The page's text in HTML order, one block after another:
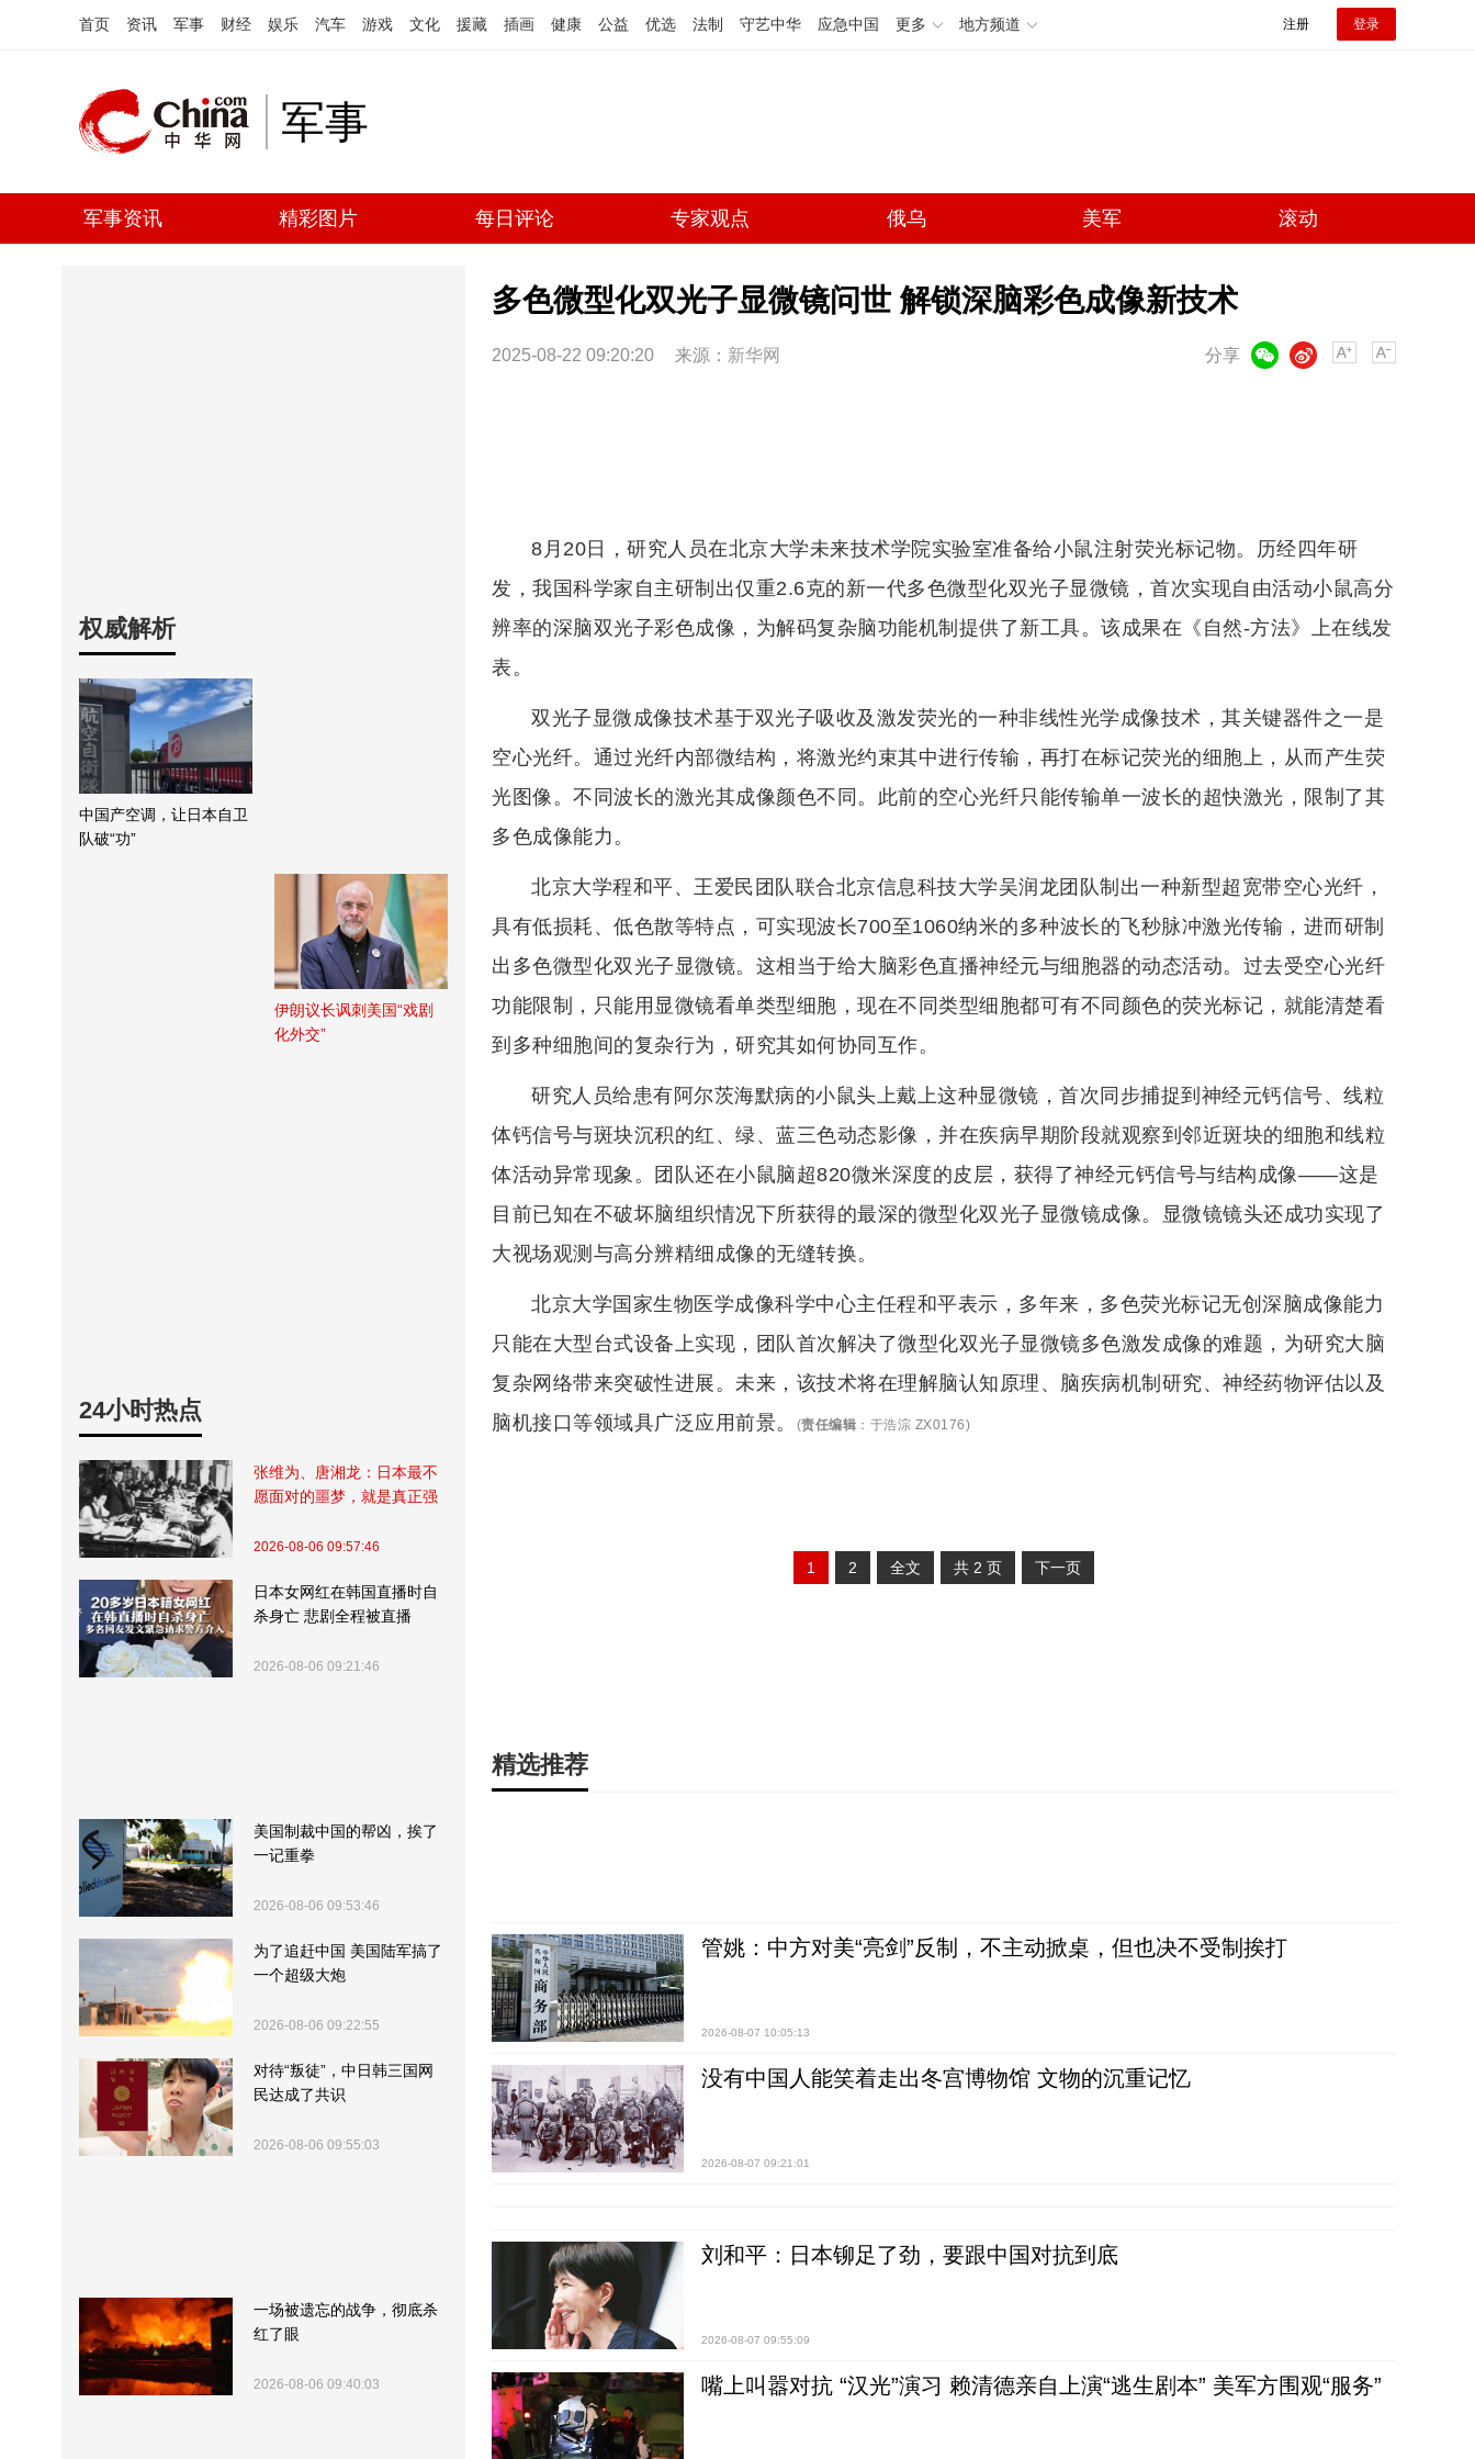
首页 资讯 军事 财经 娱乐 汽车 游戏 文化 援藏 插画 健康 公益 优选 法制 守艺中华 应急中国 更多 地方频道 注册 登录
军事
军事资讯 精彩图片 每日评论 专家观点 俄乌 美军 滚动
权威解析
中国产空调，让日本自卫
队破“功”
伊朗议长讽刺美国“戏剧
化外交”
24小时热点
张维为、唐湘龙：日本最不
愿面对的噩梦，就是真正强
2026-08-06 09:57:46
日本女网红在韩国直播时自
杀身亡 悲剧全程被直播
2026-08-06 09:21:46
美国制裁中国的帮凶，挨了
一记重拳
2026-08-06 09:53:46
为了追赶中国 美国陆军搞了
一个超级大炮
2026-08-06 09:22:55
对待“叛徒”，中日韩三国网
民达成了共识
2026-08-06 09:55:03
一场被遗忘的战争，彻底杀
红了眼
2026-08-06 09:40:03
多色微型化双光子显微镜问世 解锁深脑彩色成像新技术
2025-08-22 09:20:20 来源： 新华网 分享
微博
8月20日，研究人员在北京大学未来技术学院实验室准备给小鼠注射荧光标记物。历经四年研
发，我国科学家自主研制出仅重2.6克的新一代多色微型化双光子显微镜，首次实现自由活动小鼠高分
辨率的深脑双光子彩色成像，为解码复杂脑功能机制提供了新工具。该成果在《自然-方法》上在线发
表。
双光子显微成像技术基于双光子吸收及激发荧光的一种非线性光学成像技术，其关键器件之一是
空心光纤。通过光纤内部微结构，将激光约束其中进行传输，再打在标记荧光的细胞上，从而产生荧
光图像。不同波长的激光其成像颜色不同。此前的空心光纤只能传输单一波长的超快激光，限制了其
多色成像能力。
北京大学程和平、王爱民团队联合北京信息科技大学吴润龙团队制出一种新型超宽带空心光纤，
具有低损耗、低色散等特点，可实现波长700至1060纳米的多种波长的飞秒脉冲激光传输，进而研制
出多色微型化双光子显微镜。这相当于给大脑彩色直播神经元与细胞器的动态活动。过去受空心光纤
功能限制，只能用显微镜看单类型细胞，现在不同类型细胞都可有不同颜色的荧光标记，就能清楚看
到多种细胞间的复杂行为，研究其如何协同互作。
研究人员给患有阿尔茨海默病的小鼠头上戴上这种显微镜，首次同步捕捉到神经元钙信号、线粒
体钙信号与斑块沉积的红、绿、蓝三色动态影像，并在疾病早期阶段就观察到邻近斑块的细胞和线粒
体活动异常现象。团队还在小鼠脑超820微米深度的皮层，获得了神经元钙信号与结构成像——这是
目前已知在不破坏脑组织情况下所获得的最深的微型化双光子显微镜成像。显微镜镜头还成功实现了
大视场观测与高分辨精细成像的无缝转换。
北京大学国家生物医学成像科学中心主任程和平表示，多年来，多色荧光标记无创深脑成像能力
只能在大型台式设备上实现，团队首次解决了微型化双光子显微镜多色激发成像的难题，为研究大脑
复杂网络带来突破性进展。未来，该技术将在理解脑认知原理、脑疾病机制研究、神经药物评估以及
脑机接口等领域具广泛应用前景。
(责任编辑 ： 于浩淙 ZX0176)
1 2 全文 共 2 页 下一页
精选推荐
管姚：中方对美“亮剑”反制，不主动掀桌，但也决不受制挨打
2026-08-07 10:05:13
没有中国人能笑着走出冬宫博物馆 文物的沉重记忆
2026-08-07 09:21:01
刘和平：日本铆足了劲，要跟中国对抗到底
2026-08-07 09:55:09
嘴上叫嚣对抗 “汉光”演习 赖清德亲自上演“逃生剧本” 美军方围观“服务”